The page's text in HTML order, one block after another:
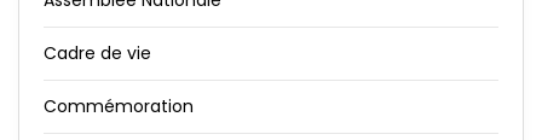
Cadre de vie
Commémoration